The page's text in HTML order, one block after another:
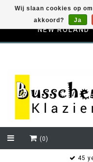
NEW
(0)
45
Wij slaan cookies op
akkoord?
Ja